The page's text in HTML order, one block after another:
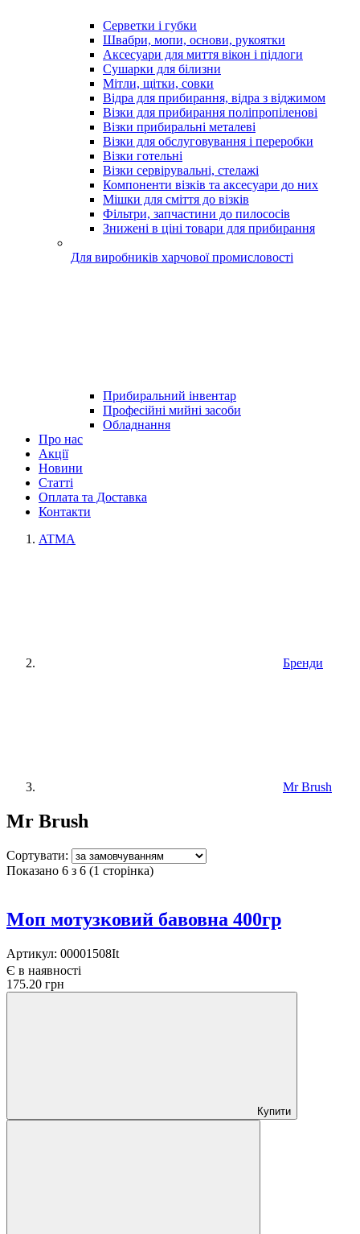
Серветки і губки
Швабри, мопи, основи, рукоятки
Аксесуари для миття вікон і підлоги
Сушарки для білизни
Мітли, щітки, совки
Відра для прибирання, відра з віджимом
Візки для прибирання поліпропіленові
Візки прибиральні металеві
Візки для обслуговування і переробки
Візки готельні
Візки сервірувальні, стелажі
Компоненти візків та аксесуари до них
Мішки для сміття до візків
Фільтри, запчастини до пилососів
Знижені в ціні товари для прибирання
Для виробників харчової промисловості
Прибиральний інвентар
Професійні мийні засоби
Обладнання
Про нас
Акції
Новини
Статті
Оплата та Доставка
Контакти
ATMA
Бренди
Mr Brush
Mr Brush
Сортувати:
Показано 6 з 6 (1 сторінка)
Моп мотузковий бавовна 400гр
Артикул: 00001508It
Є в наявності
175.20 грн
Купити